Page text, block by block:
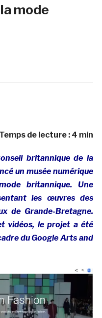
mode
Temps de lecture : 4 min
britannique de la
un musée numérique
britannique. Une
les œuvres des
de Grande-Bretagne.
vidéos, le projet a été
du Google Arts and